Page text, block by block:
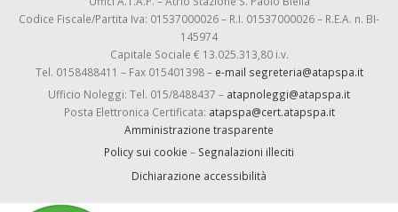
Codice Fiscale/Partita Iva: 01537000026 – R.I. 01537000026 – R.E.A. n. BI-
145974
Capitale Sociale € 13.025.313,80 i.v.
Tel. 0158488411 – Fax 015401398 – e-mail segreteria@atapspa.it
Ufficio Noleggi: Tel. 015/8488437 – atapnoleggi@atapspa.it
Posta Elettronica Certificata: atapspa@cert.atapspa.it
Amministrazione trasparente
Policy sui cookie – Segnalazioni illeciti
Dichiarazione accessibilità